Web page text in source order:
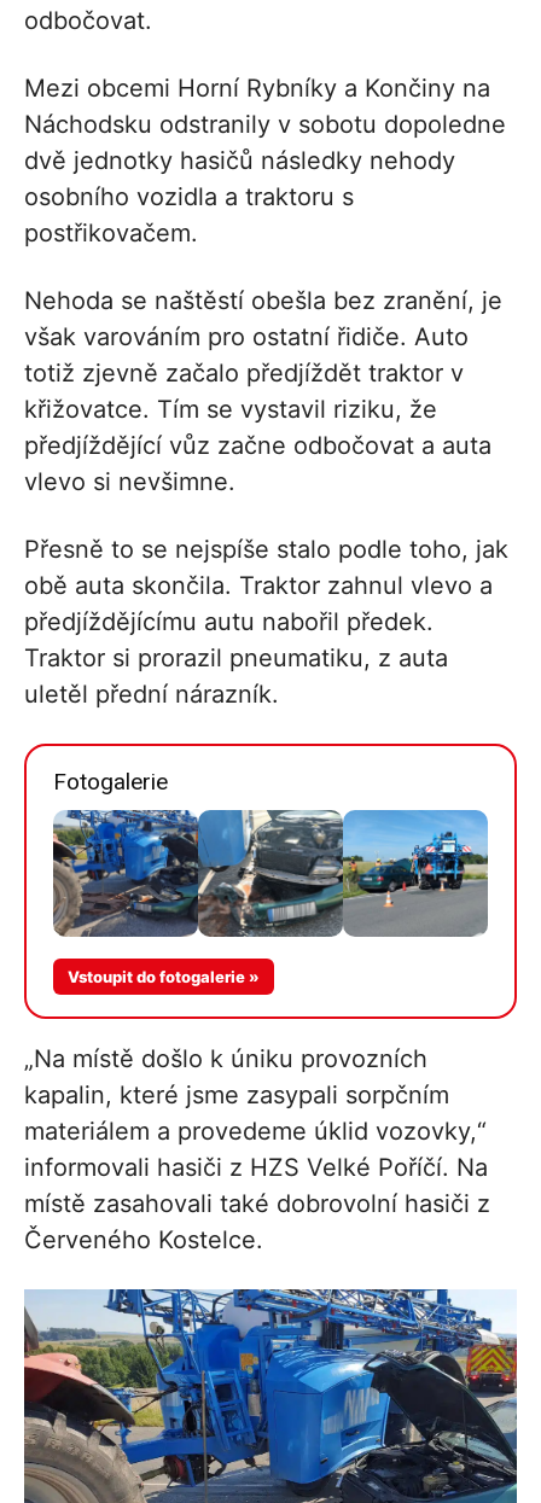
odbočovat.
Mezi obcemi Horní Rybníky a Končiny na
Náchodsku odstranily v sobotu dopoledne
dvě jednotky hasičů následky nehody
osobního vozidla a traktoru s
postřikovačem.
Nehoda se naštěstí obešla bez zranění, je
však varováním pro ostatní řidiče. Auto
totiž zjevně začalo předjíždět traktor v
křižovatce. Tím se vystavil riziku, že
předjíždějící vůz začne odbočovat a auta
vlevo si nevšimne.
Přesně to se nejspíše stalo podle toho, jak
obě auta skončila. Traktor zahnul vlevo a
předjíždějícímu autu nabořil předek.
Traktor si prorazil pneumatiku, z auta
uletěl přední nárazník.
Fotogalerie
Vstoupit do fotogalerie »
„Na místě došlo k úniku provozních
kapalin, které jsme zasypali sorpčním
materiálem a provedeme úklid vozovky,“
informovali hasiči z HZS Velké Poříčí. Na
místě zasahovali také dobrovolní hasiči z
Červeného Kostelce.